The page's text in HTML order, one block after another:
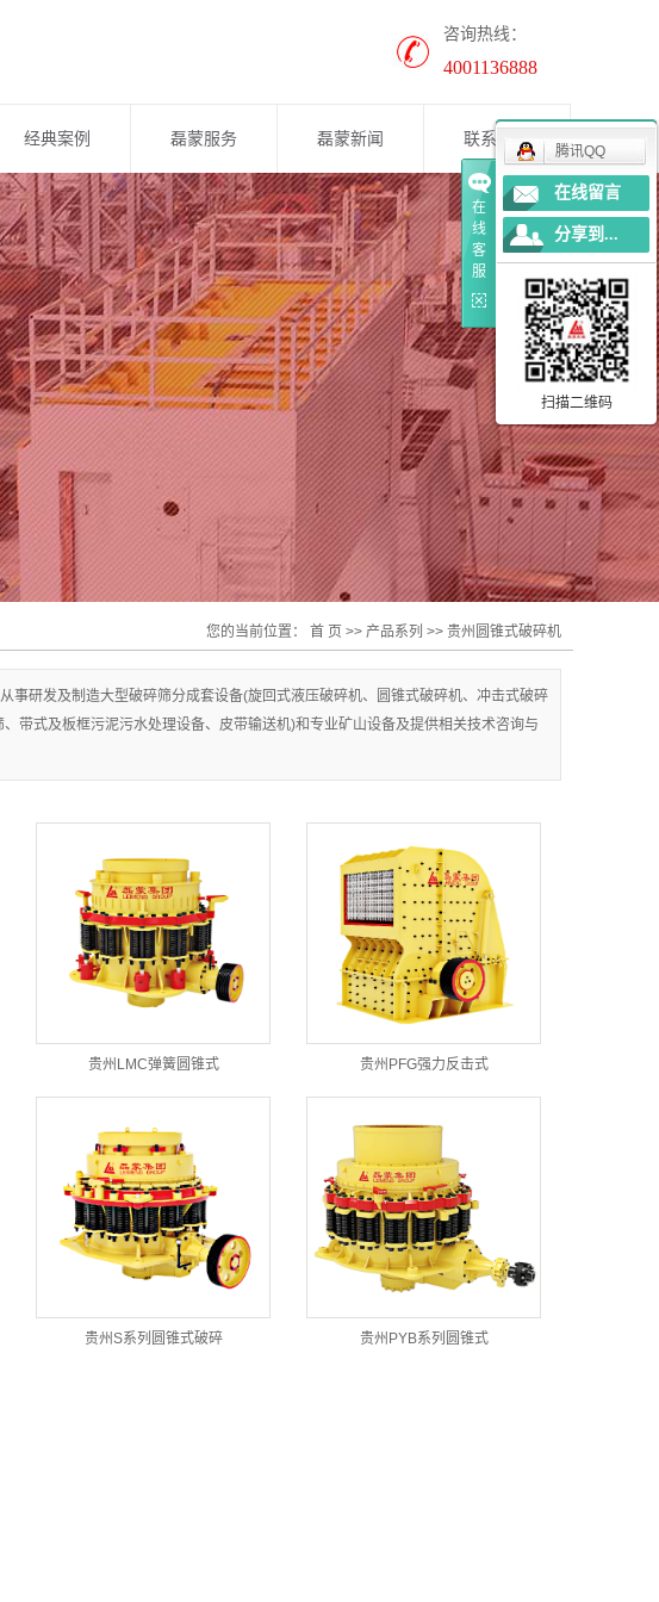
咨询热线：
4001136888
经典案例 磊蒙服务 磊蒙新闻
公司新闻
案例展示
行业资讯
养护知识
联系我们
您的当前位置： 首 页 >> 产品系列 >> 贵州圆锥式破碎机
事研发及制造大型破碎筛分成套设备(旋回式液压破碎机、圆锥式破碎机、冲击式破碎
带式及板框污泥污水处理设备、皮带输送机)和专业矿山设备及提供相关技术咨询与
贵州LMC弹簧圆锥式 贵州PFG强力反击式
贵州S系列圆锥式破碎 贵州PYB系列圆锥式
在
线
客
服
腾讯QQ
在线留言
分享到...
扫描二维码